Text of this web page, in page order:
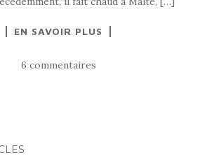
EN SAVOIR PLUS
6 commentaires